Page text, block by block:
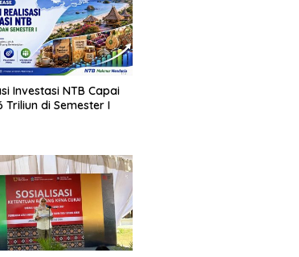
Investasi NTB Capai
Triliun di Semester I